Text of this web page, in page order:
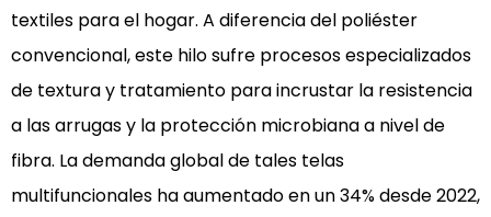
revolucionando
1.1
1.1
Beneficios
clave
sobre
textiles para el hogar. A diferencia del poliéster
convencional, este hilo sufre procesos especializados
de textura y tratamiento para incrustar la resistencia
a las arrugas y la protección microbiana a nivel de
fibra. La demanda global de tales telas
multifuncionales ha aumentado en un 34% desde 2022,